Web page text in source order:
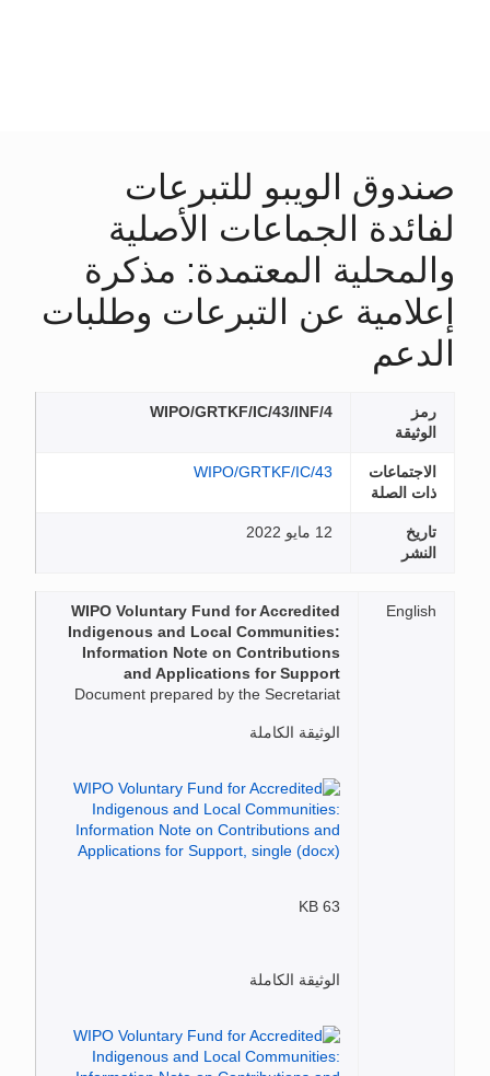
صندوق الويبو للتبرعات
لفائدة الجماعات الأصلية
والمحلية المعتمدة: مذكرة
إعلامية عن التبرعات وطلبات
الدعم
رمز
الوثيقة
WIPO/GRTKF/IC/43/INF/4
الاجتماعات
ذات الصلة
WIPO/GRTKF/IC/43
تاريخ
النشر
12 مايو 2022
English
WIPO Voluntary Fund for Accredited
Indigenous and Local Communities:
Information Note on Contributions
and Applications for Support
Document prepared by the Secretariat
الوثيقة الكاملة
63 KB
الوثيقة الكاملة